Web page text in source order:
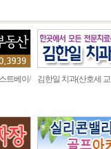
트베이/
김한일 치과(산호세